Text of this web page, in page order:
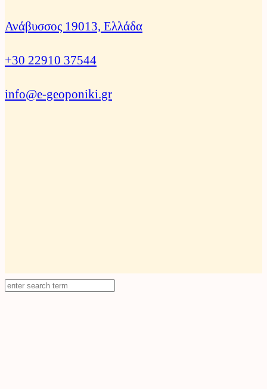
Ανάβυσσος 19013, Ελλάδα
+30 22910 37544
info@e-geoponiki.gr